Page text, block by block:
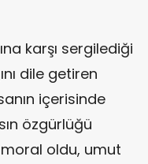
karşı sergilediği
dile getiren
içerisinde
özgürlüğü
oldu, umut